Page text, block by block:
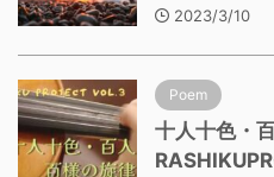
2023/3/10
Poem
十人十色・